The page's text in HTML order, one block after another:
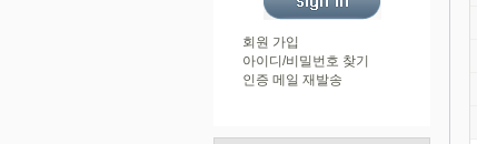
회원 가입
아이디/비밀번호 찾기
인증 메일 재발송